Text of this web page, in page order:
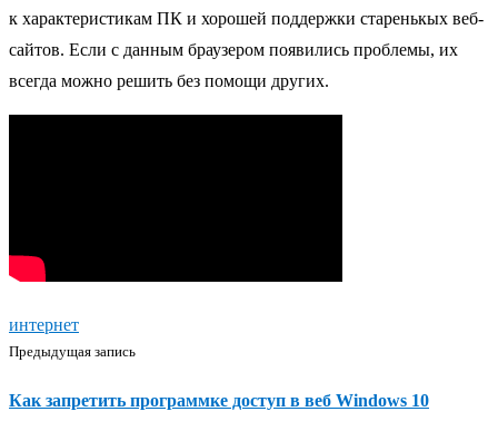
к характеристикам ПК и хорошей поддержки старенькых веб-
сайтов. Если с данным браузером появились проблемы, их
всегда можно решить без помощи других.
интернет
Предыдущая запись
Как запретить программке доступ в веб Windows 10